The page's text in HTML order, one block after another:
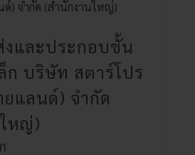
งและประกอบชั้น
ก บริษัท สตาร์โปร
แลนด์) จำกัด
หญ่)